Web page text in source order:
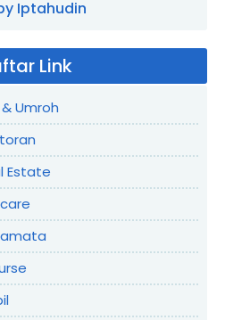
Iptahudin
Link
Umroh
Estate